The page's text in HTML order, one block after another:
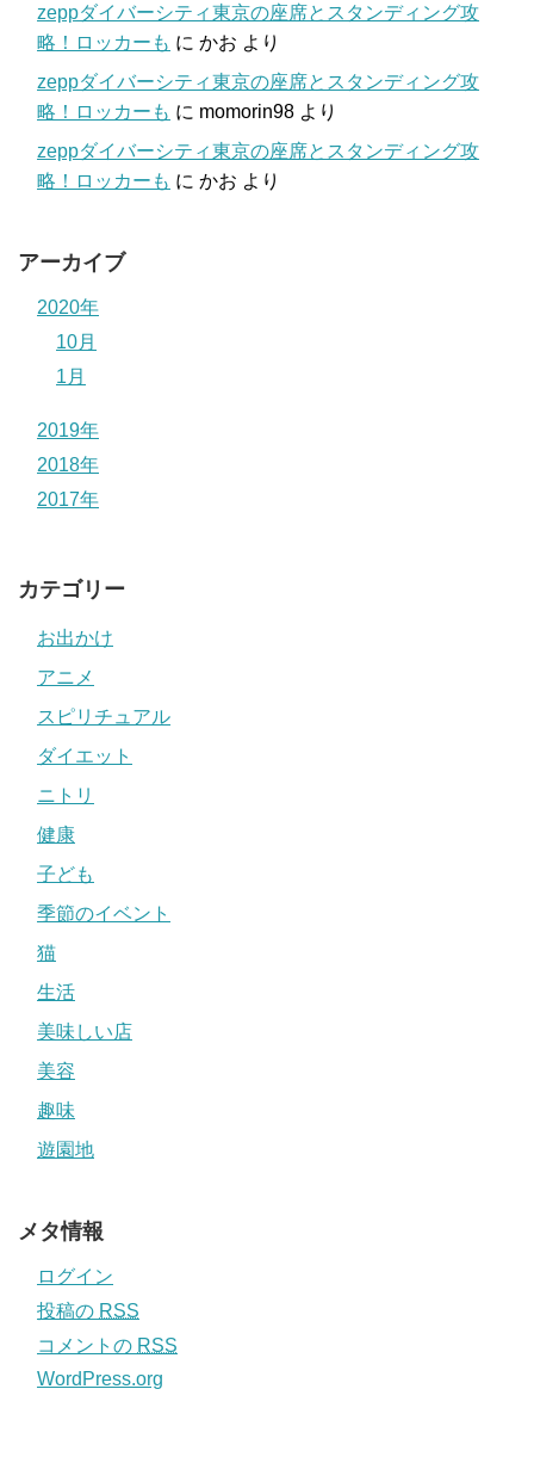
zeppダイバーシティ東京の座席とスタンディング攻
略！ロッカーも に かお より
zeppダイバーシティ東京の座席とスタンディング攻
略！ロッカーも に momorin98 より
zeppダイバーシティ東京の座席とスタンディング攻
略！ロッカーも に かお より
アーカイブ
2020年
10月
1月
2019年
2018年
2017年
カテゴリー
お出かけ
アニメ
スピリチュアル
ダイエット
ニトリ
健康
子ども
季節のイベント
猫
生活
美味しい店
美容
趣味
遊園地
メタ情報
ログイン
投稿の RSS
コメントの RSS
WordPress.org